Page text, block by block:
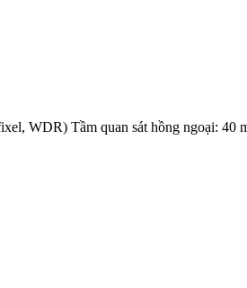
WDR) Tầm quan sát hồng ngoại: 40